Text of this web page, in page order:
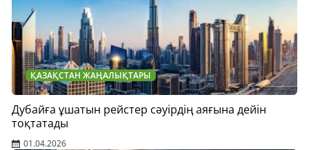
ҚАЗАҚСТАН ЖАҢАЛЫҚТАРЫ
Дубайға ұшатын рейстер сәуірдің аяғына дейін
тоқтатады
01.04.2026